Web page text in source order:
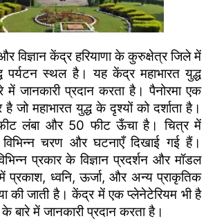
विज्ञान केंद्र हरियाणा के कुरुक्षेत्र जिले में
पर्यटन स्थल है। यह केंद्र महाभारत युद्ध
में जानकारी प्रदान करता है। पैनोरमा एक
है जो महाभारत युद्ध के दृश्यों को दर्शाता है।
लंबा और 50 फीट ऊँचा है। चित्र में
विभिन्न चरण और घटनाएँ दिखाई गई हैं।
प्रकार के विज्ञान प्रदर्शन और मॉडल
प्रकाश, ध्वनि, ऊर्जा, और अन्य प्राकृतिक
की जाती है। केंद्र में एक प्लेनेटेरियम भी है
बारे में जानकारी प्रदान करता है।